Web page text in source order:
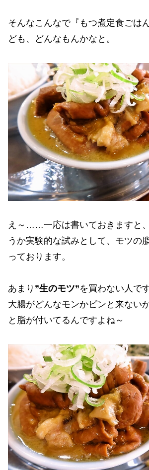
そんなこんなで『もつ煮定食ごは
ども、どんなもんかなと。
え～……一応は書いておきますと
うか実験的な試みとして、モツの
っております。
あまり ”生のモツ”を買わない人で
大腸がどんなモンかピンと来ない
と脂が付いてるんですよね～